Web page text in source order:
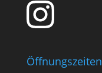
Öffnungszeiten